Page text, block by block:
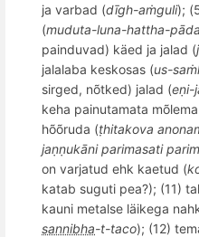
ja varbad (dīgh-aṁguli); (
(muduta-luna-hattha-pāda
painduvad) käed ja jalad (
jalalaba keskosas (us-sa
sirged, nõtked) jalad (eṇi-
keha painutamata mõ
hõõruda (ṭhitakova
jaṇṇukāni parimasati
on varjatud ehk kaetud (
katab suguti pea?); (11)
kauni metalse läikega
sannibha-t-taco); (12)